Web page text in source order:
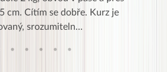
cm. Cítím se dobře. Kurz je
srozumiteln…